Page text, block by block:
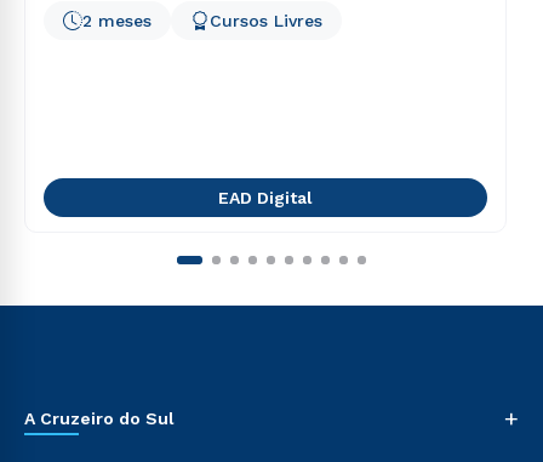
2 meses Cursos Livres
EAD Digital
A Cruzeiro do Sul +